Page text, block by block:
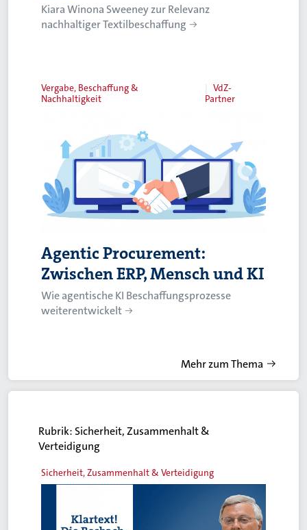
Kiara Winona Sweeney zur Relevanz
nachhaltiger Textilbeschaffung
Vergabe, Beschaffung &
Nachhaltigkeit
VdZ-
Partner
Agentic Procurement:
Zwischen ERP, Mensch und KI
Wie agentische KI Beschaffungsprozesse
weiterentwickelt
Mehr zum Thema
Rubrik: Sicherheit, Zusammenhalt &
Verteidigung
Sicherheit, Zusammenhalt & Verteidigung